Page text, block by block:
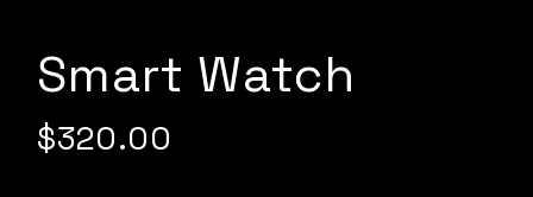
Smart Watch
$320.00